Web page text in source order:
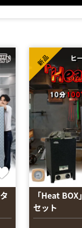
「Heat
セット
新品